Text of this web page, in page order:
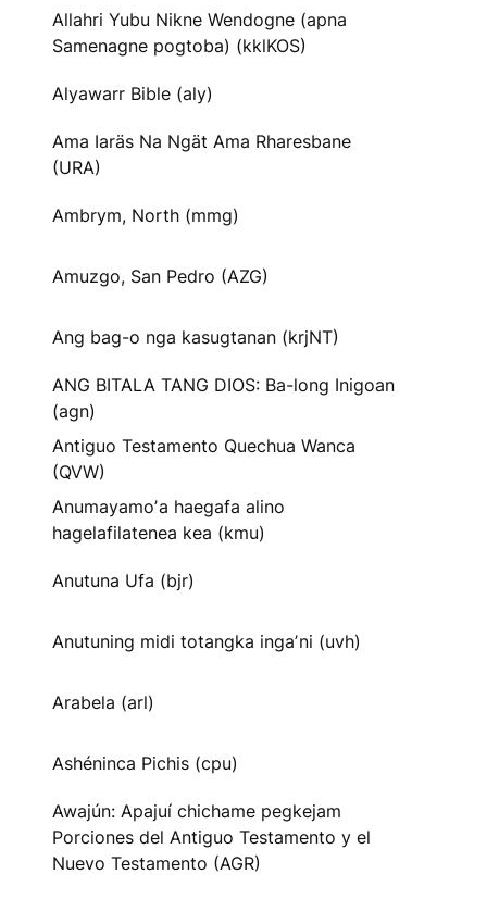
Allahri Yubu Nikne Wendogne (apna
Samenagne pogtoba) (kklKOS)
Alyawarr Bible (aly)
Ama Iaräs Na Ngät Ama Rharesbane
(URA)
Ambrym, North (mmg)
Amuzgo, San Pedro (AZG)
Ang bag-o nga kasugtanan (krjNT)
ANG BITALA TANG DIOS: Ba-long Inigoan
(agn)
Antiguo Testamento Quechua Wanca
(QVW)
Anumayamoʼa haegafa alino
hagelafilatenea kea (kmu)
Anutuna Ufa (bjr)
Anutuning midi totangka ingaʼni (uvh)
Arabela (arl)
Ashéninca Pichis (cpu)
Awajún: Apajuí chichame pegkejam
Porciones del Antiguo Testamento y el
Nuevo Testamento (AGR)